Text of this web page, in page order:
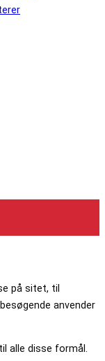
på sitet, til
anvender
alle disse formål.